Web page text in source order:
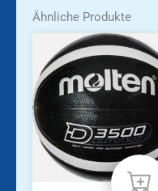
Ähnliche Produkte